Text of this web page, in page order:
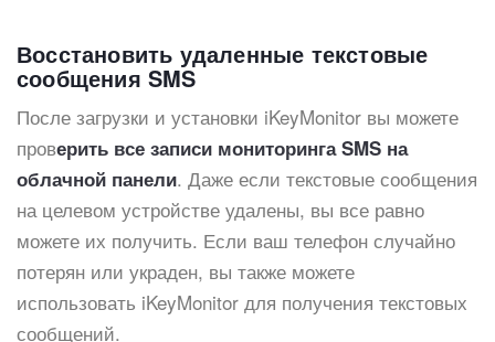
Восстановить удаленные текстовые
сообщения SMS
После загрузки и установки iKeyMonitor вы можете
проверить все записи мониторинга SMS на
облачной панели. Даже если текстовые сообщения
на целевом устройстве удалены, вы все равно
можете их получить. Если ваш телефон случайно
потерян или украден, вы также можете
использовать iKeyMonitor для получения текстовых
сообщений.